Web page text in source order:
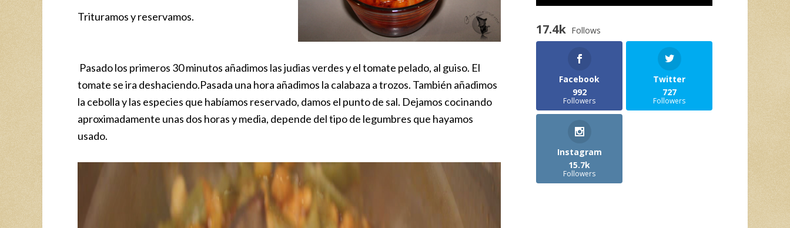
Trituramos y reservamos.
Pasado los primeros 30 minutos añadimos las judias verdes y el tomate pelado, al guiso. El
tomate se ira deshaciendo.Pasada una hora añadimos la calabaza a trozos. También añadimos
la cebolla y las especies que habíamos reservado, damos el punto de sal. Dejamos cocinando
aproximadamente unas dos horas y media, depende del tipo de legumbres que hayamos
usado.
17.4k Follows
Facebook
992
Followers
Twitter
727
Followers
Instagram
15.7k
Followers